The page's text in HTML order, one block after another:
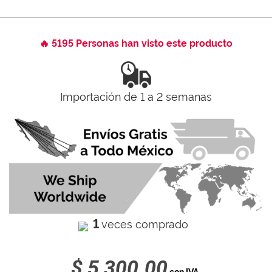
🔥 5195 Personas han visto este producto
Importación de 1 a 2 semanas
1veces comprado